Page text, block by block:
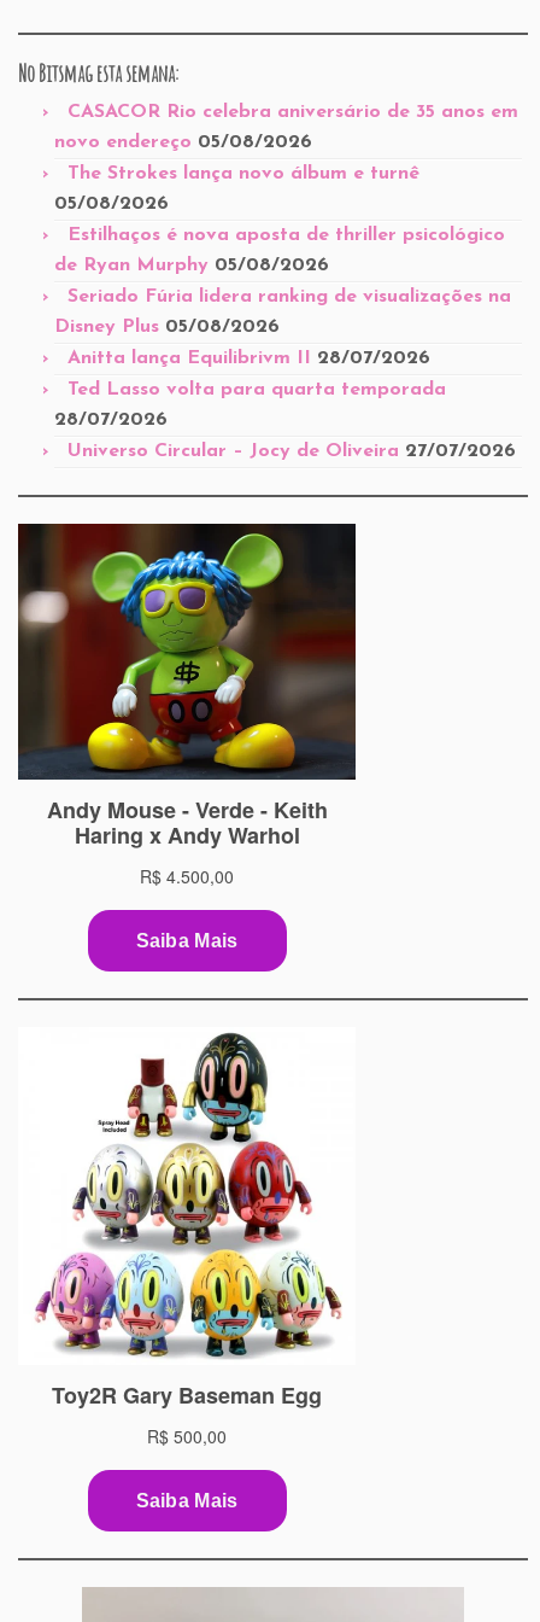
No Bitsmag esta semana:
CASACOR Rio celebra aniversário de 35 anos em
novo endereço 05/08/2026
The Strokes lança novo álbum e turnê
05/08/2026
Estilhaços é nova aposta de thriller psicológico
de Ryan Murphy 05/08/2026
Seriado Fúria lidera ranking de visualizações na
Disney Plus 05/08/2026
Anitta lança Equilibrivm II 28/07/2026
Ted Lasso volta para quarta temporada
28/07/2026
Universo Circular – Jocy de Oliveira 27/07/2026